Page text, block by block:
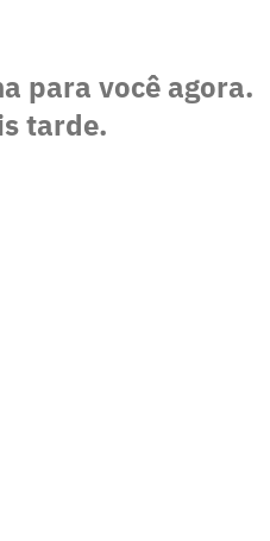
para você agora.
tarde.